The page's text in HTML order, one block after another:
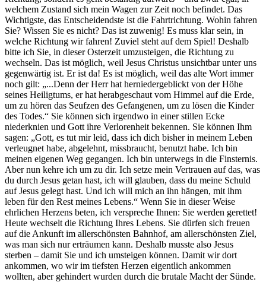
welchem Zustand sich mein Wagen zur Zeit noch befindet. Das
Wichtigste, das Entscheidendste ist die Fahrtrichtung. Wohin fahren
Sie? Wissen Sie es nicht? Das ist zuwenig! Es muss klar sein, in
welche Richtung wir fahren! Zuviel steht auf dem Spiel! Deshalb
bitte ich Sie, in dieser Osterzeit umzusteigen, die Richtung zu
wechseln. Das ist möglich, weil Jesus Christus unsichtbar unter uns
gegenwärtig ist. Er ist da! Es ist möglich, weil das alte Wort immer
noch gilt: „...Denn der Herr hat herniedergeblickt von der Höhe
seines Heiligtums, er hat herabgeschaut vom Himmel auf die Erde,
um zu hören das Seufzen des Gefangenen, um zu lösen die Kinder
des Todes.“ Sie können sich irgendwo in einer stillen Ecke
niederknien und Gott ihre Verlorenheit bekennen. Sie können Ihm
sagen: „Gott, es tut mir leid, dass ich dich bisher in meinem Leben
verleugnet habe, abgelehnt, missbraucht, benutzt habe. Ich bin
meinen eigenen Weg gegangen. Ich bin unterwegs in die Finsternis.
Aber nun kehre ich um zu dir. Ich setze mein Vertrauen auf das, was
du durch Jesus getan hast, ich will glauben, dass du meine Schuld
auf Jesus gelegt hast. Und ich will mich an ihn hängen, mit ihm
leben für den Rest meines Lebens.“ Wenn Sie in dieser Weise
ehrlichen Herzens beten, ich verspreche Ihnen: Sie werden gerettet!
Heute wechselt die Richtung Ihres Lebens. Sie dürfen sich freuen
auf die Ankunft im allerschönsten Bahnhof, am allerschönsten Ziel,
was man sich nur erträumen kann. Deshalb musste also Jesus
sterben – damit Sie und ich umsteigen können. Damit wir dort
ankommen, wo wir im tiefsten Herzen eigentlich ankommen
wollten, aber gehindert wurden durch die brutale Macht der Sünde.